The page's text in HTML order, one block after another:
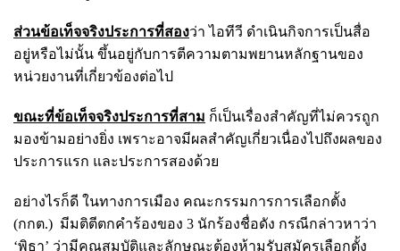
ส่วนข้อเท็จจริงประการที่สองว่า ไอทีวี ดำเนินกิจการเป็นสื่อ
อยู่หรือไม่นั้น ขึ้นอยู่กับการตีความตามพยานหลักฐานของ
หน่วยงานที่เกี่ยวข้องต่อไป
ขณะที่ข้อเท็จจริงประการที่สาม ก็เป็นเรื่องสำคัญที่ไม่ควรถูก
มองข้ามอย่างยิ่ง เพราะอาจมีผลสำคัญเกี่ยวเนื่องไปถึงผลของ
ประการแรก และประการสองด้วย
อย่างไรก็ดี ในทางการเมือง คณะกรรมการการเลือกตั้ง
(กกต.) มีมติตีตกคำร้องของ 3 นักร้องชื่อดัง กรณีกล่าวหาว่า
‘พิธา’ ว่ามีคุณสมบัติและลักษณะต้องห้ามรับสมัครเลือกตั้ง